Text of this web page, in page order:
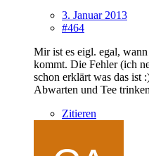
3. Januar 2013
#464
Mir ist es eigl. egal,
kommt. Die Fehler (ich
schon erklärt was das ist
Abwarten und Tee trinken
Zitieren